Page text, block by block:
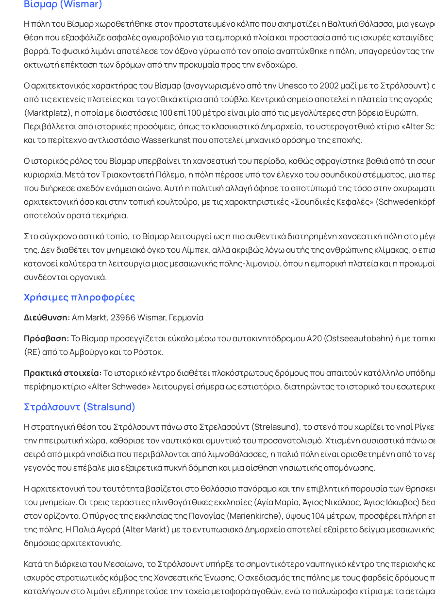
Βίσμαρ (Wismar)
Η πόλη του Βίσμαρ χωροθετήθηκε στον προστατευμένο κόλπο που σχηματίζει η Βαλτική Θάλασσα, μια
θέση που εξασφάλιζε ασφαλές αγκυροβόλιο για τα εμπορικά πλοία και προστασία από τις ισχυρές
βορρά. Το φυσικό λιμάνι αποτέλεσε τον άξονα γύρω από τον οποίο αναπτύχθηκε η πόλη, υπαγορεύοντας την
ακτινωτή επέκταση των δρόμων από την προκυμαία προς την ενδοχώρα.
Ο αρχιτεκτονικός χαρακτήρας του Βίσμαρ (αναγνωρισμένο από την Unesco το 2002 μαζί με το Στράλσουντ)
από τις εκτενείς πλατείες και τα γοτθικά κτίρια από τούβλο. Κεντρικό σημείο αποτελεί η πλατεία της αγοράς
(Marktplatz), η οποία με διαστάσεις 100 επί 100 μέτρα είναι μία από τις μεγαλύτερες στη βόρεια Ευρώπη.
Περιβάλλεται από ιστορικές προσόψεις, όπως το κλασικιστικό Δημαρχείο, το υστερογοτθικό κτίριο «Alter
και το περίτεχνο αντλιοστάσιο Wasserkunst που αποτελεί μηχανικό ορόσημο της εποχής.
Ο ιστορικός ρόλος του Βίσμαρ υπερβαίνει τη χανσεατική του περίοδο, καθώς σφραγίστηκε βαθιά από τη
κυριαρχία. Μετά τον Τριακονταετή Πόλεμο, η πόλη πέρασε υπό τον έλεγχο του σουηδικού στέμματος, μια
που διήρκεσε σχεδόν ενάμιση αιώνα. Αυτή η πολιτική αλλαγή άφησε το αποτύπωμά της τόσο στην
αρχιτεκτονική όσο και στην τοπική κουλτούρα, με τις χαρακτηριστικές «Σουηδικές Κεφαλές»
αποτελούν ορατά τεκμήρια.
Στο σύγχρονο αστικό τοπίο, το Βίσμαρ λειτουργεί ως η πιο αυθεντικά διατηρημένη χανσεατική πόλη στο
της. Δεν διαθέτει τον μνημειακό όγκο του Λίμπεκ, αλλά ακριβώς λόγω αυτής της ανθρώπινης κλίμακας, ο
κατανοεί καλύτερα τη λειτουργία μιας μεσαιωνικής πόλης-λιμανιού, όπου η εμπορική πλατεία και η
συνδέονται οργανικά.
Χρήσιμες πληροφορίες
Διεύθυνση: Am Markt, 23966 Wismar, Γερμανία
Πρόσβαση: Το Βίσμαρ προσεγγίζεται εύκολα μέσω του αυτοκινητόδρομου A20 (Ostseeautobahn) ή με
(RE) από το Αμβούργο και το Ρόστοκ.
Πρακτικά στοιχεία: Το ιστορικό κέντρο διαθέτει πλακόστρωτους δρόμους που απαιτούν κατάλληλο
περίφημο κτίριο «Alter Schwede» λειτουργεί σήμερα ως εστιατόριο, διατηρώντας το ιστορικό του
Στράλσουντ (Stralsund)
Η στρατηγική θέση του Στράλσουντ πάνω στο Στρελασούντ (Strelasund), το στενό που χωρίζει το νησί
την ηπειρωτική χώρα, καθόρισε τον ναυτικό και αμυντικό του προσανατολισμό. Χτισμένη ουσιαστικά πάνω
σειρά από μικρά νησίδια που περιβάλλονται από λιμνοθάλασσες, η παλιά πόλη είναι οριοθετημένη από το
γεγονός που επέβαλε μια εξαιρετικά πυκνή δόμηση και μια αίσθηση νησιωτικής απομόνωσης.
Η αρχιτεκτονική του ταυτότητα βασίζεται στο θαλάσσιο πανόραμα και την επιβλητική παρουσία των
του μνημείων. Οι τρεις τεράστιες πλινθογότθικες εκκλησίες (Αγία Μαρία, Άγιος Νικόλαος, Άγιος Ιάκωβος)
στον ορίζοντα. Ο πύργος της εκκλησίας της Παναγίας (Marienkirche), ύψους 104 μέτρων, προσφέρει πλήρη
της πόλης. Η Παλιά Αγορά (Alter Markt) με το εντυπωσιακό Δημαρχείο αποτελεί εξαίρετο δείγμα μεσαιωνικής
δημόσιας αρχιτεκτονικής.
Κατά τη διάρκεια του Μεσαίωνα, το Στράλσουντ υπήρξε το σημαντικότερο ναυπηγικό κέντρο της περιοχής
ισχυρός στρατιωτικός κόμβος της Χανσεατικής Ένωσης. Ο σχεδιασμός της πόλης με τους φαρδείς δρόμους
καταλήγουν στο λιμάνι εξυπηρετούσε την ταχεία μεταφορά αγαθών, ενώ τα πολυώροφα κτίρια με τα